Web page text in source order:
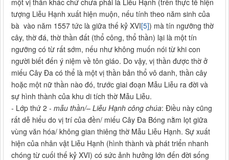
tượng Liễu Hạnh xuất hiện muộn, nếu tính theo năm sinh của
bà vào năm 1557 tức là giữa thế kỷ XVI[5]) mà tín ngưỡng thờ
cây, thờ đá, thờ thần đất (thổ công, thổ thần) lại là một tín
ngưỡng có từ rất sớm, nếu như không muốn nói từ khi con
người biết đến ý niệm về tôn giáo. Do vậy, vị thần được thờ ở
miếu Cây Đa có thể là một vị thần bản thổ vô danh, thần cây
hoặc một nữ thần nào đó, trước giai đoạn Mẫu Liễu ra đời và
sự hình thành của khu di tích thờ Mẫu Liễu.
- Lớp thứ 2 - mẫu thần/– Liễu Hạnh công chúa: Điều này cũng
rất dễ hiểu do vị trí của đền/ miếu Cây Đa Bóng nằm lọt giữa
vùng văn hóa/ không gian thiêng thờ Mẫu Liễu Hạnh. Sự xuất
hiện của nhân vật Liễu Hạnh (hình thành và phát triển nhanh
chóng từ cuối thế kỷ XVI) có sức ảnh hưởng lớn đến đời sống